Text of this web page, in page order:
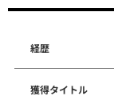
経歴
獲得タイトル